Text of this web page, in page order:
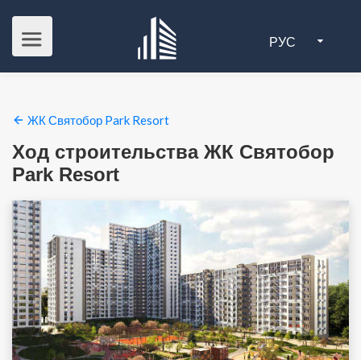
РУС
ЖК Святобор Park Resort
Ход строительства ЖК Святобор
Park Resort